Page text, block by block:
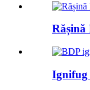
Rășină
Ignifug